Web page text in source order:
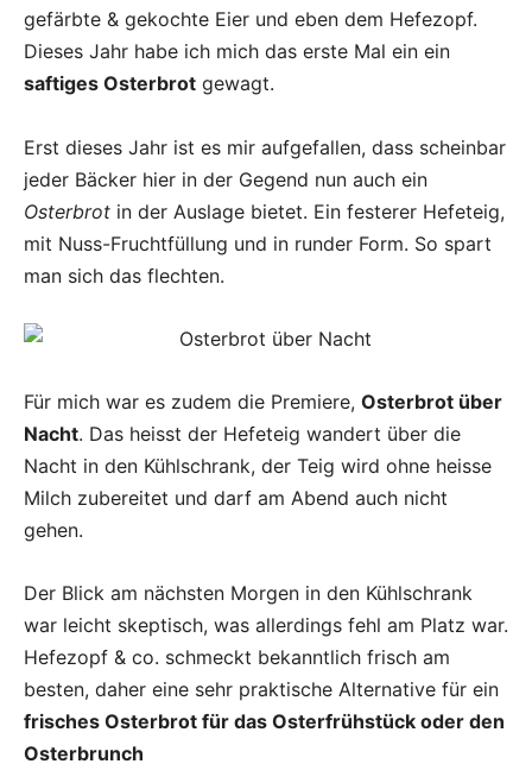
gefärbte & gekochte Eier und eben dem Hefezopf.
Dieses Jahr habe ich mich das erste Mal ein ein
saftiges Osterbrot gewagt.
Erst dieses Jahr ist es mir aufgefallen, dass scheinbar
jeder Bäcker hier in der Gegend nun auch ein
Osterbrot in der Auslage bietet. Ein festerer Hefeteig,
mit Nuss-Fruchtfüllung und in runder Form. So spart
man sich das flechten.
Für mich war es zudem die Premiere, Osterbrot über
Nacht. Das heisst der Hefeteig wandert über die
Nacht in den Kühlschrank, der Teig wird ohne heisse
Milch zubereitet und darf am Abend auch nicht
gehen.
Der Blick am nächsten Morgen in den Kühlschrank
war leicht skeptisch, was allerdings fehl am Platz war.
Hefezopf & co. schmeckt bekanntlich frisch am
besten, daher eine sehr praktische Alternative für ein
frisches Osterbrot für das Osterfrühstück oder den
Osterbrunch